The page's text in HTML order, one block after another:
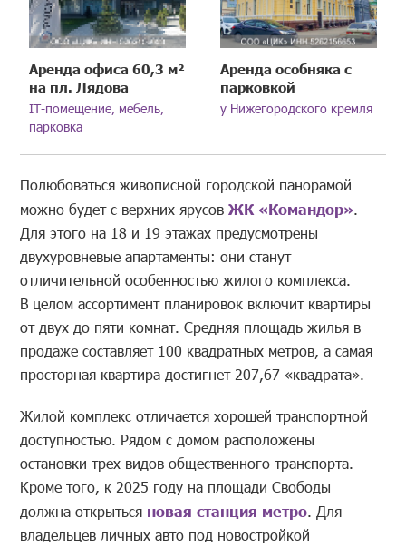
Аренда офиса 60,3 м²
на пл. Лядова
IT-помещение, мебель,
парковка
Аренда особняка с
парковкой
у Нижегородского кремля
Полюбоваться живописной городской панорамой
можно будет с верхних ярусовЖК «Командор».
Для этого на 18 и 19 этажах предусмотрены
двухуровневые апартаменты: они станут
отличительной особенностью жилого комплекса.
В целом ассортимент планировок включит квартиры
от двух до пяти комнат. Средняя площадь жилья в
продаже составляет 100 квадратных метров, а самая
просторная квартира достигнет 207,67 «квадрата».
Жилой комплекс отличается хорошей транспортной
доступностью. Рядом с домом расположены
остановки трех видов общественного транспорта.
Кроме того, к 2025 году на площади Свободы
должна открыться новая станция метро. Для
владельцев личных авто под новостройкой